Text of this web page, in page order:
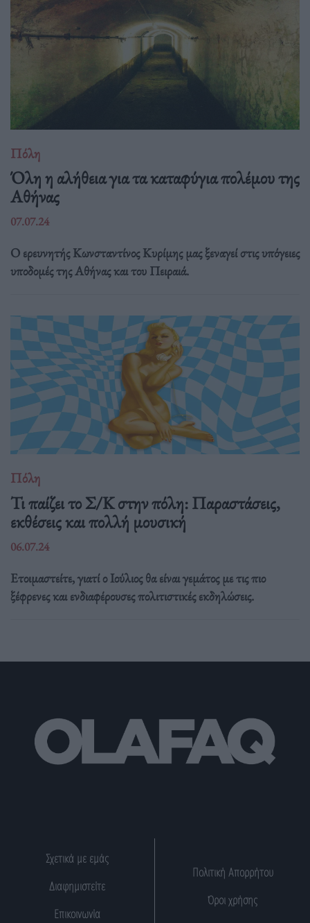
Πόλη
Όλη η αλήθεια για τα καταφύγια πολέμου της
Αθήνας
07.07.24
Ο ερευνητής Κωνσταντίνος Κυρίμης μας ξεναγεί στις υπόγειες
υποδομές της Αθήνας και του Πειραιά.
Πόλη
Τι παίζει το Σ/Κ στην πόλη: Παραστάσεις,
εκθέσεις και πολλή μουσική
06.07.24
Ετοιμαστείτε, γιατί ο Ιούλιος θα είναι γεμάτος με τις πιο
ξέφρενες και ενδιαφέρουσες πολιτιστικές εκδηλώσεις.
Σχετικά με εμάς
Διαφημιστείτε
Επικοινωνία
Πολιτική Απορρήτου
Όροι χρήσης